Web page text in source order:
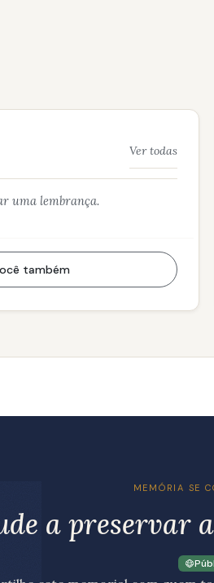
Ver todas
uma lembrança.
também
MEMÓRIA SE
a preservar